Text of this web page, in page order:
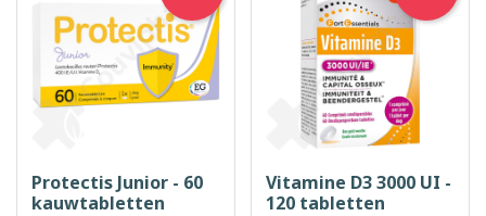
Protectis Junior - 60
kauwtabletten
Vitamine D3 3000 UI -
120 tabletten